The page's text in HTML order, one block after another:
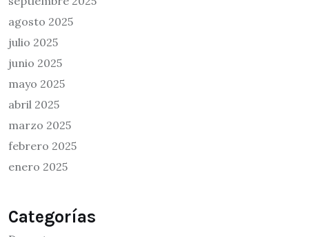
agosto 2025
julio 2025
junio 2025
mayo 2025
abril 2025
marzo 2025
febrero 2025
enero 2025
Categorías